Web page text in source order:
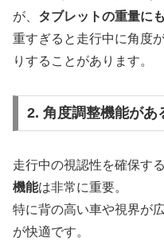
が、 タブレットの重量に
重すぎると走行中に角度
りすることがあります。
2. 角度調整機能があ
走行中の視認性を確保す
機能は非常に重要。
特に背の高い車や視界が
が快適です。